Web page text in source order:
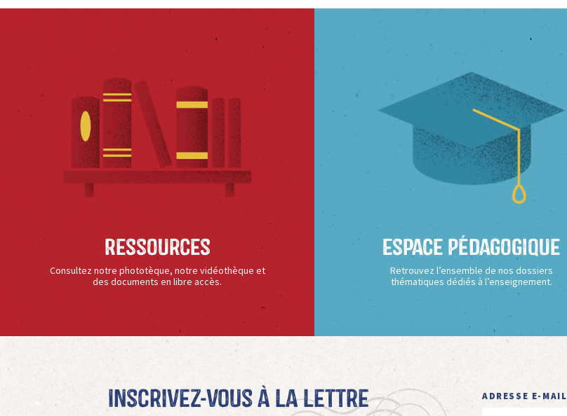
Ressources
Consultez notre phototèque, notre vidéothèque et
des documents en libre accès.
Espace Pédagogique
Retrouvez l’ensemble de nos dossiers
thématiques dédiés à l’enseignement.
Inscrivez-vous à La Lettre ADRESSE E-MAIL